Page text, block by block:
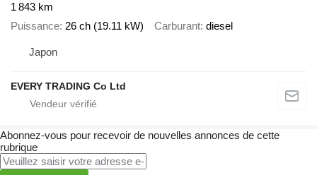
1 843 km
Puissance 26 ch (19.11 kW) Carburant diesel
Japon
EVERY TRADING Co Ltd
Abonnez-vous pour recevoir de nouvelles annonces de cette
rubrique